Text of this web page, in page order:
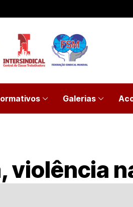
Galerias
violência